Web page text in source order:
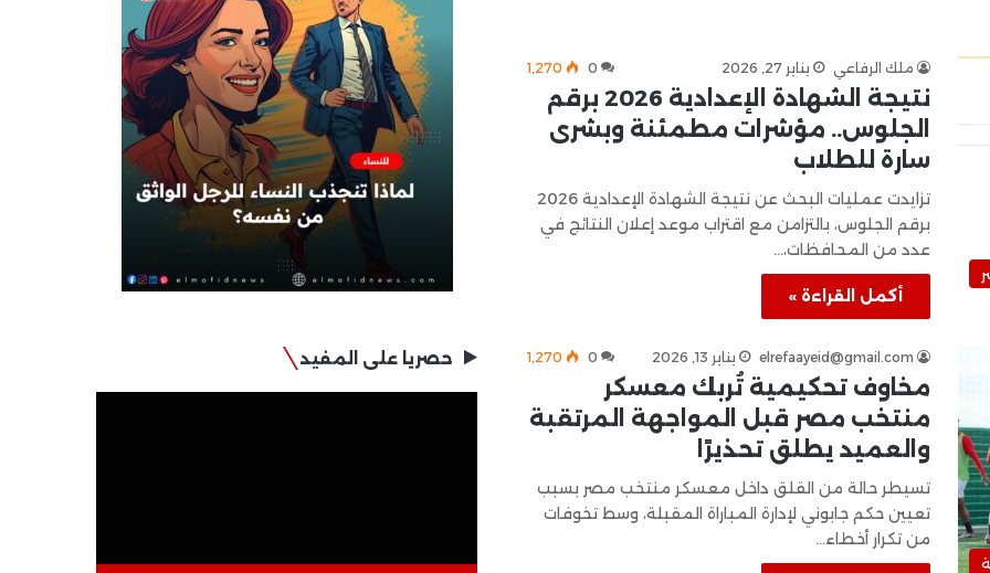
ملك الرفاعي يناير 27, 2026 0 1٬270
نتيجة الشهادة الإعدادية 2026 برقم
الجلوس.. مؤشرات مطمئنة وبشرى
سارة للطلاب
تزايدت عمليات البحث عن نتيجة الشهادة الإعدادية 2026
برقم الجلوس، بالتزامن مع اقتراب موعد إعلان النتائج في
عدد من المحافظات،…
أكمل القراءة »
elrefaayeid@gmail.com يناير 13, 2026 0 1٬270
مخاوف تحكيمية تُربك معسكر
منتخب مصر قبل المواجهة المرتقبة
والعميد يطلق تحذيرًا
تسيطر حالة من القلق داخل معسكر منتخب مصر بسبب
تعيين حكم جابوني لإدارة المباراة المقبلة، وسط تخوفات
من تكرار أخطاء…
حصريا على المفيد